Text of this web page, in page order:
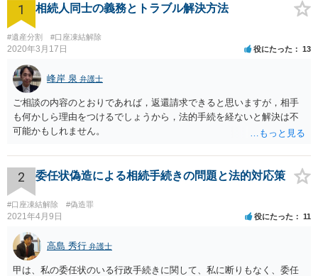
1 相続人同士の義務とトラブル解決方法
#遺産分割 #口座凍結解除
2020年3月17日 役にたった 13
峰岸 泉 弁護士
ご相談の内容のとおりであれば，返還請求できると思いますが，相手
も何かしら理由をつけるでしょうから，法的手続を経ないと解決は不
可能かもしれません。
2 委任状偽造による相続手続きの問題と法的対応策
#口座凍結解除 #偽造罪
2021年4月9日 役にたった 11
高島 秀行 弁護士
甲は、私の委任状のいる行政手続きに関して、私に断りもなく、委任